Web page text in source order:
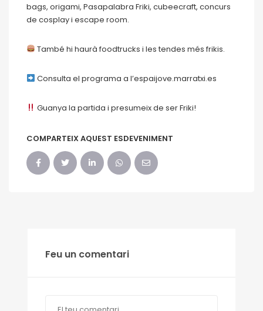
bags, origami, Pasapalabra Friki, cubeecraft, concurs
de cosplay i escape room.
També hi haurà foodtrucks i les tendes més frikis.
Consulta el programa a l’espaijove.marratxi.es
Guanya la partida i presumeix de ser Friki!
COMPARTEIX AQUEST ESDEVENIMENT
Feu un comentari